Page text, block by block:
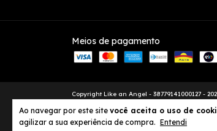
Ao navegar por este site você aceita o uso de
agilizar a sua experiência de compra. Entendi
Meios de pagamento
Copyright Like an Angel - 38779141000127 -